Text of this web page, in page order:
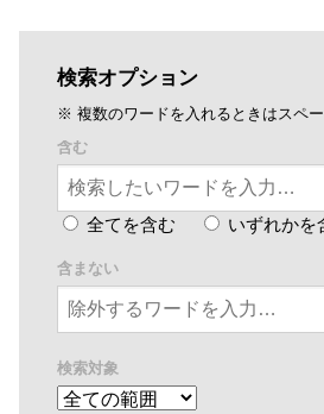
検索オプション
※ 複数のワードを入れるときはスペ
含む
全てを含む いずれかを
含まない
検索対象